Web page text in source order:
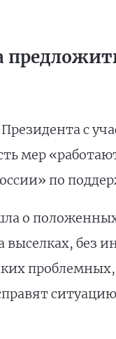
с
мер
по
о
выселках, без